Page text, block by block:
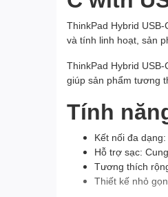
ThinkPad Hybrid
và tính linh hoạt, sản
ThinkPad Hybrid
giúp sản phẩm tương
Tính
Kết nối đa
Hỗ trợ sạc:
Tương thích
Thiết kế nhỏ